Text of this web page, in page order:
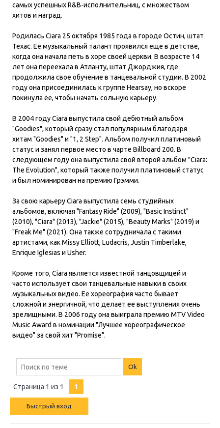
самых успешных R&B-исполнительниц, с множеством
хитов и наград.
Родилась Ciara 25 октября 1985 года в городе Остин, штат
Техас. Ее музыкальный талант проявился еще в детстве,
когда она начала петь в хоре своей церкви. В возрасте 14
лет она переехала в Атланту, штат Джорджия, где
продолжила свое обучение в танцевальной студии. В 2002
году она присоединилась к группе Hearsay, но вскоре
покинула ее, чтобы начать сольную карьеру.
В 2004 году Ciara выпустила свой дебютный альбом
"Goodies", который сразу стал популярным благодаря
хитам "Goodies" и "1, 2 Step". Альбом получил платиновый
статус и занял первое место в чарте Billboard 200. В
следующем году она выпустила свой второй альбом "Ciara:
The Evolution", который также получил платиновый статус
и был номинирован на премию Грэмми.
За свою карьеру Ciara выпустила семь студийных
альбомов, включая "Fantasy Ride" (2009), "Basic Instinct"
(2010), "Ciara" (2013), "Jackie" (2015), "Beauty Marks" (2019) и
"Freak Me" (2021). Она также сотрудничала с такими
артистами, как Missy Elliott, Ludacris, Justin Timberlake,
Enrique Iglesias и Usher.
Кроме того, Ciara является известной танцовщицей и
часто использует свои танцевальные навыки в своих
музыкальных видео. Ее хореография часто бывает
сложной и энергичной, что делает ее выступления очень
зрелищными. В 2006 году она выиграла премию MTV Video
Music Award в номинации "Лучшее хореографическое
видео" за свой хит "Promise".
Страница 1 из 1 1